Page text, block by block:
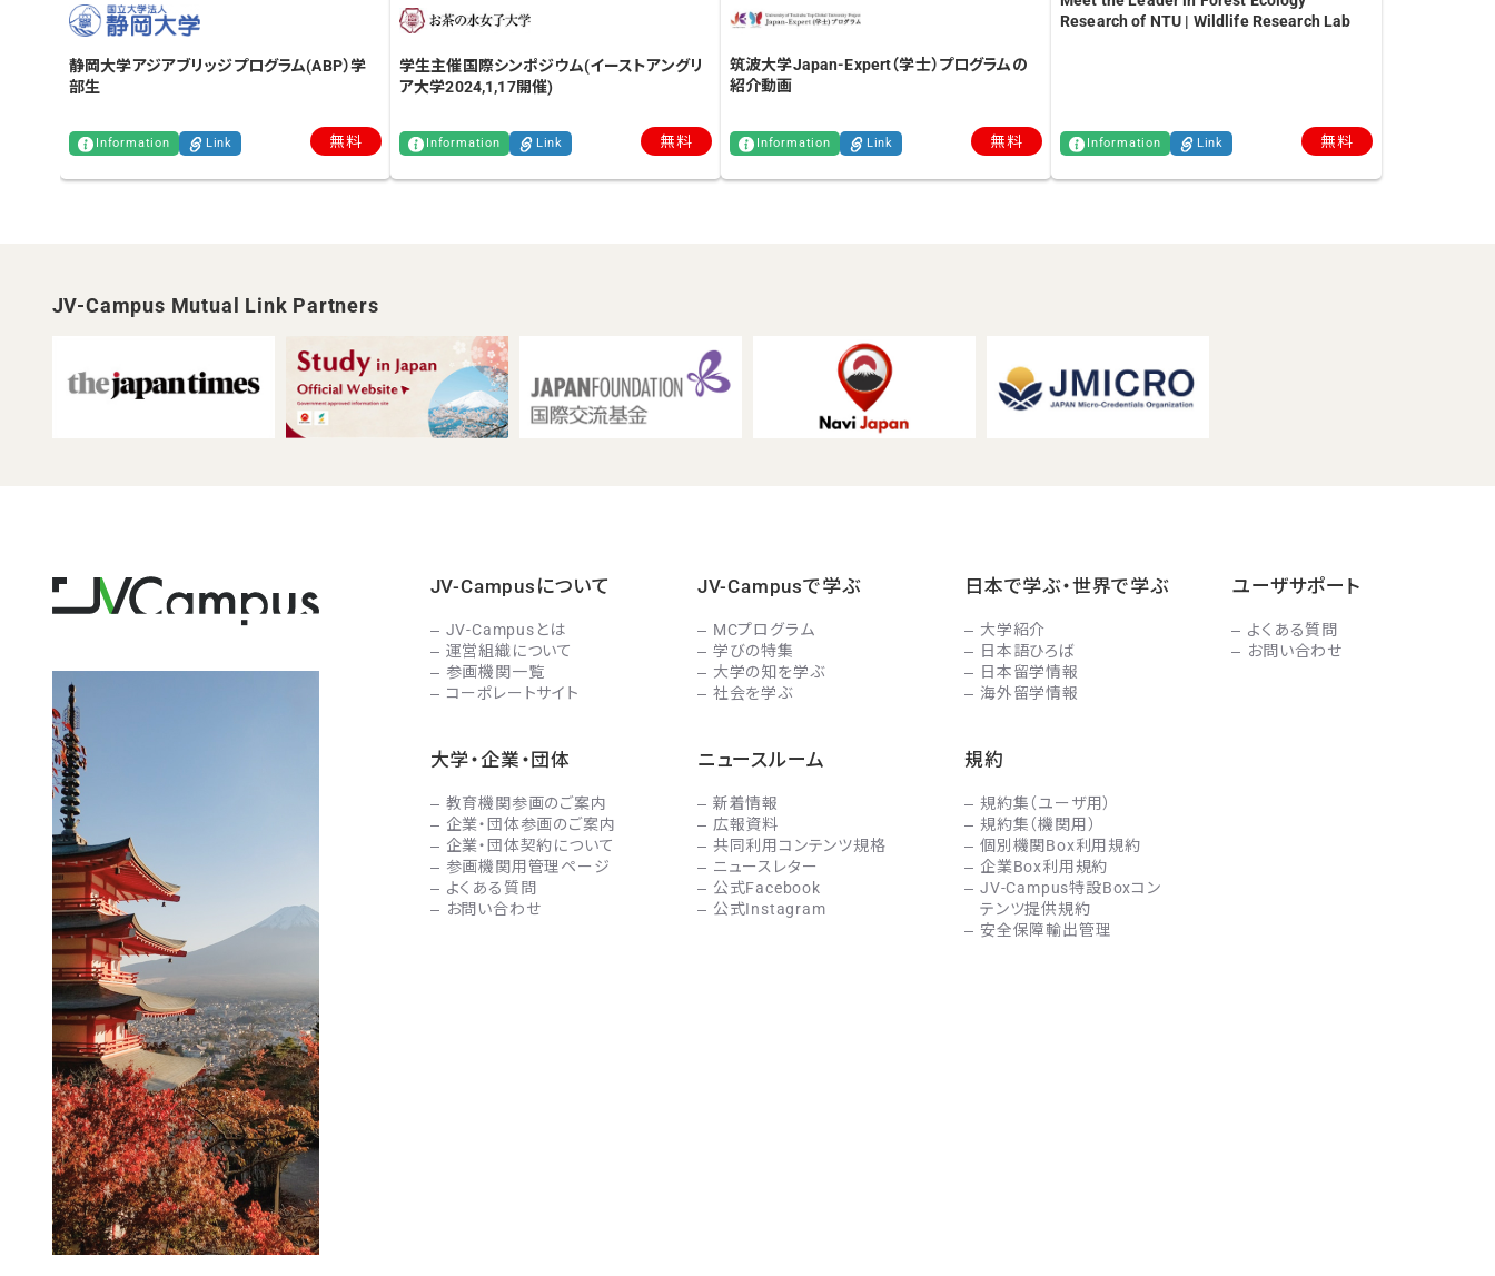
静岡大学アジアブリッジプログラム(ABP）学
部生
Information Link 無料
学生主催国際シンポジウム(イーストアングリ
ア大学2024,1,17開催)
Information Link 無料
筑波大学Japan-Expert（学士）プログラムの
紹介動画
Information Link 無料
Research of NTU | Wildlife Research Lab
Information Link 無料
JV-Campus Mutual Link Partners
JV-Campusについて
JV-Campusとは
運営組織について
参画機関一覧
コーポレートサイト
JV-Campusで学ぶ
MCプログラム
学びの特集
大学の知を学ぶ
社会を学ぶ
日本で学ぶ・世界で学ぶ
大学紹介
日本語ひろば
日本留学情報
海外留学情報
ユーザサポート
よくある質問
お問い合わせ
大学・企業・団体
教育機関参画のご案内
企業・団体参画のご案内
企業・団体契約について
参画機関用管理ページ
よくある質問
お問い合わせ
ニュースルーム
新着情報
広報資料
共同利用コンテンツ規格
ニュースレター
公式Facebook
公式Instagram
規約
規約集（ユーザ用）
規約集（機関用）
個別機関Box利用規約
企業Box利用規約
JV-Campus特設Boxコン
テンツ提供規約
安全保障輸出管理